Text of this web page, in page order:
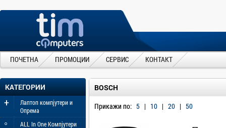
ПОЧЕТНА ПРОМОЦИИ СЕРВИС КОНТАКТ
КАТЕГОРИИ
Лаптоп компјутери и
Опрема
+
ALL In One Компјутери
◦
BOSCH
Прикажи по: 5 | 10 | 20 | 50